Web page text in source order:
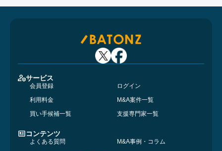
サービス
会員登録
ログイン
利用料金
M&A案件一覧
買い手候補一覧
支援専門家一覧
コンテンツ
よくある質問
M&A事例・コラム